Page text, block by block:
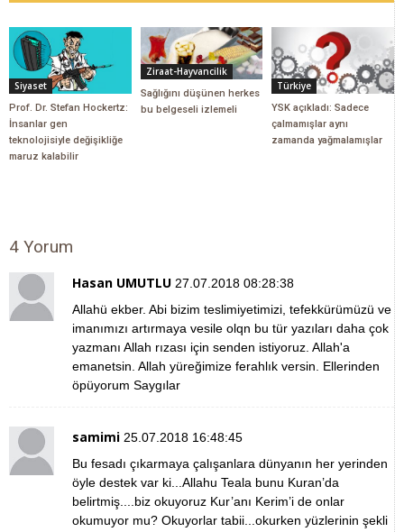
Siyaset
Prof. Dr. Stefan Hockertz:
İnsanlar gen
teknolojisiyle değişikliğe
maruz kalabilir
Ziraat-Hayvancilik
Sağlığını düşünen herkes
bu belgeseli izlemeli
Türkiye
YSK açıkladı: Sadece
çalmamışlar aynı
zamanda yağmalamışlar
4 Yorum
Hasan UMUTLU 27.07.2018 08:28:38
Allahü ekber. Abi bizim teslimiyetimizi, tefekkürümüzü ve
imanımızı artırmaya vesile olqn bu tür yazıları daha çok
yazmanı Allah rızası için senden istiyoruz. Allah'a
emanetsin. Allah yüreğimize ferahlık versin. Ellerinden
öpüyorum Saygılar
samimi 25.07.2018 16:48:45
Bu fesadı çıkarmaya çalışanlara dünyanın her yerinden
öyle destek var ki...Allahu Teala bunu Kuran’da
belirtmiş....biz okuyoruz Kur’anı Kerim’i de onlar
okumuyor mu? Okuyorlar tabii...okurken yüzlerinin şekli